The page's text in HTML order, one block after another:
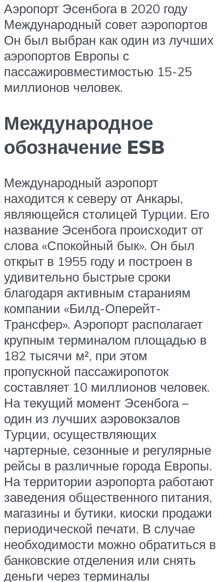
Аэропорт Эсенбога в 2020 году
Международный совет аэропортов
Он был выбран как один из лучших
аэропортов Европы с
пассажировместимостью 15-25
миллионов человек.
Международное
обозначение ESB
Международный аэропорт
находится к северу от Анкары,
являющейся столицей Турции. Его
название Эсенбога происходит от
слова «Спокойный бык». Он был
открыт в 1955 году и построен в
удивительно быстрые сроки
благодаря активным стараниям
компании «Билд-Оперейт-
Трансфер». Аэропорт располагает
крупным терминалом площадью в
182 тысячи м², при этом
пропускной пассажиропоток
составляет 10 миллионов человек.
На текущий момент Эсенбога –
один из лучших аэровокзалов
Турции, осуществляющих
чартерные, сезонные и регулярные
рейсы в различные города Европы.
На территории аэропорта работают
заведения общественного питания,
магазины и бутики, киоски продажи
периодической печати. В случае
необходимости можно обратиться в
банковские отделения или снять
деньги через терминалы